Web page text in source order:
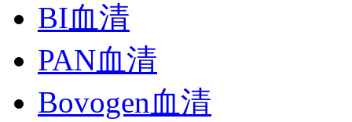
BI血清
PAN血清
Bovogen血清